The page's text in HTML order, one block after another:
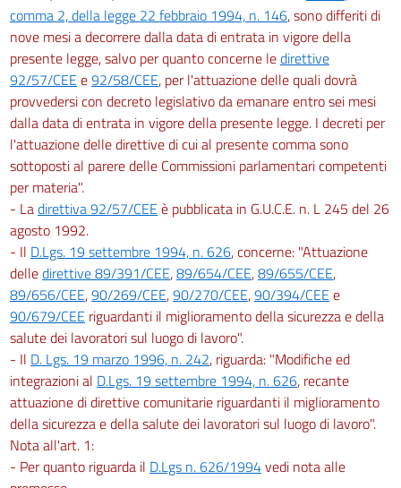
comma 2, della legge 22 febbraio 1994, n. 146, sono differiti di
nove mesi a decorrere dalla data di entrata in vigore della
presente legge, salvo per quanto concerne ledirettive
92/57/CEE e92/58/CEE, per l'attuazione delle quali dovrà
provvedersi con decreto legislativo da emanare entro sei mesi
dalla data di entrata in vigore della presente legge. I decreti per
l'attuazione delle direttive di cui al presente comma sono
sottoposti al parere delle Commissioni parlamentari competenti
per materia".
- Ladirettiva 92/57/CEE è pubblicata in G.U.C.E. n. L 245 del 26
agosto 1992.
- Il D.Lgs. 19 settembre 1994, n. 626, concerne: "Attuazione
delledirettive 89/391/CEE,89/654/CEE,89/655/CEE,
89/656/CEE,90/269/CEE,90/270/CEE,90/394/CEE e
90/679/CEE riguardanti il miglioramento della sicurezza e della
salute dei lavoratori sul luogo di lavoro".
- Il D. Lgs. 19 marzo 1996, n. 242, riguarda: "Modifiche ed
integrazioni al D.Lgs. 19 settembre 1994, n. 626, recante
attuazione di direttive comunitarie riguardanti il miglioramento
della sicurezza e della salute dei lavoratori sul luogo di lavoro".
Nota all'art. 1:
- Per quanto riguarda il D.Lgs n. 626/1994vedi nota alle